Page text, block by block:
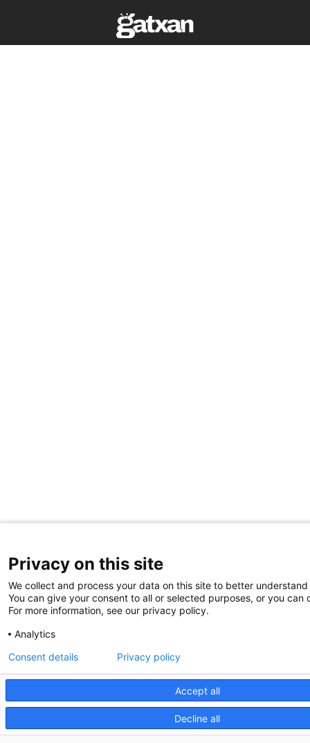
Privacy on this site
We collect and process your data on this site to better
You can give your consent to all or selected purposes, or you can
For more information, see our privacy policy.
Analytics
Accept all
Decline all
Consent details Privacy policy